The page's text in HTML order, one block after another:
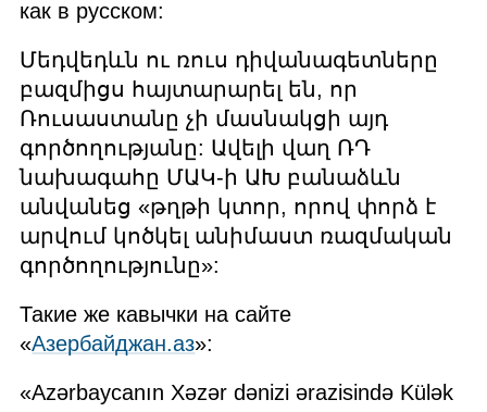
как в русском:
Մեդվեդևն ու ռուս դիվանագետները
բազմիցս հայտարարել են, որ
Ռուսաստանը չի մասնակցի այդ
գործողությանը: Ավելի վաղ ՌԴ
նախագահը ՄԱԿ‑ի ԱԽ բանաձևն
անվանեց «թղթի կտոր, որով փորձ է
արվում կոծկել անիմաստ ռազմական
գործողությունը»:
Такие же кавычки на сайте
«Азербайджан.аз»:
«Azərbaycanın Xəzər dənizi ərazisində Külək